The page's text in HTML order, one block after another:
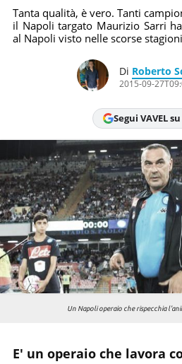
Tanta qualità, è vero. Tanti
il Napoli targato Maurizio Sarri
al Napoli visto nelle scorse
Di Roberto
2015-09-
Segui VAVEL
Un Napoli operaio che rispecchia
E' un operaio che lavora